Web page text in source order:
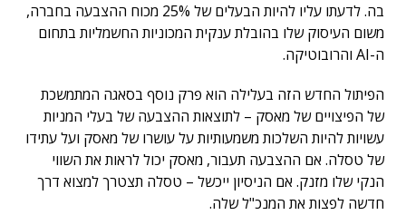
בה. לדעתו עליו להיות הבעלים של 25% מכוח ההצבעה בחברה,
משום העיסוק שלו בהובלת ענקית המכוניות החשמליות בתחום
ה-AI והרובוטיקה.
הפיתול החדש הזה בעלילה הוא פרק נוסף בסאגה המתמשכת
של הפיצויים של מאסק – לתוצאות ההצבעה של בעלי המניות
עשויות להיות השלכות משמעותיות על עושרו של מאסק ועל עתידו
של טסלה. אם ההצבעה תעבור, מאסק יכול לראות את השווי
הנקי שלו מזנק. אם הניסיון ייכשל – טסלה תצטרך למצוא דרך
חדשה לפצות את המנכ"ל שלה.